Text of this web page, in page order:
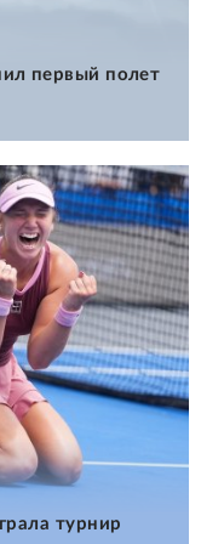
первый полет
турнир